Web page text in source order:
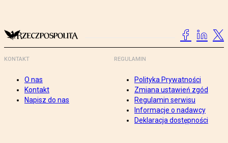
KONTAKT
O nas
Kontakt
Napisz do nas
REGULAMIN
Polityka Prywatności
Zmiana ustawień zgód
Regulamin serwisu
Informacje o nadawcy
Deklaracja dostępności